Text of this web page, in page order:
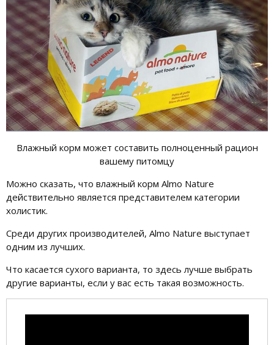
Влажный корм может составить полноценный рацион
вашему питомцу
Можно сказать, что влажный корм Almo Nature
действительно является представителем категории
холистик.
Среди других производителей, Almo Nature выступает
одним из лучших.
Что касается сухого варианта, то здесь лучше выбрать
другие варианты, если у вас есть такая возможность.